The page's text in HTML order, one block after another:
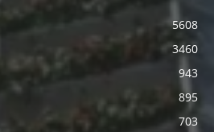
5608
3460
943
895
703